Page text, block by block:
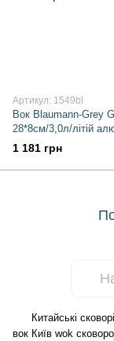
Артикул: 1549bl
Вок Blaumann-Grey
28*8см/3,0л/літій
шарове покриття
індукція/
1 181 грн
Китайські
вок Київ wok